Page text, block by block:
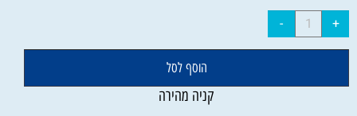
הוסף לסל
קניה מהירה